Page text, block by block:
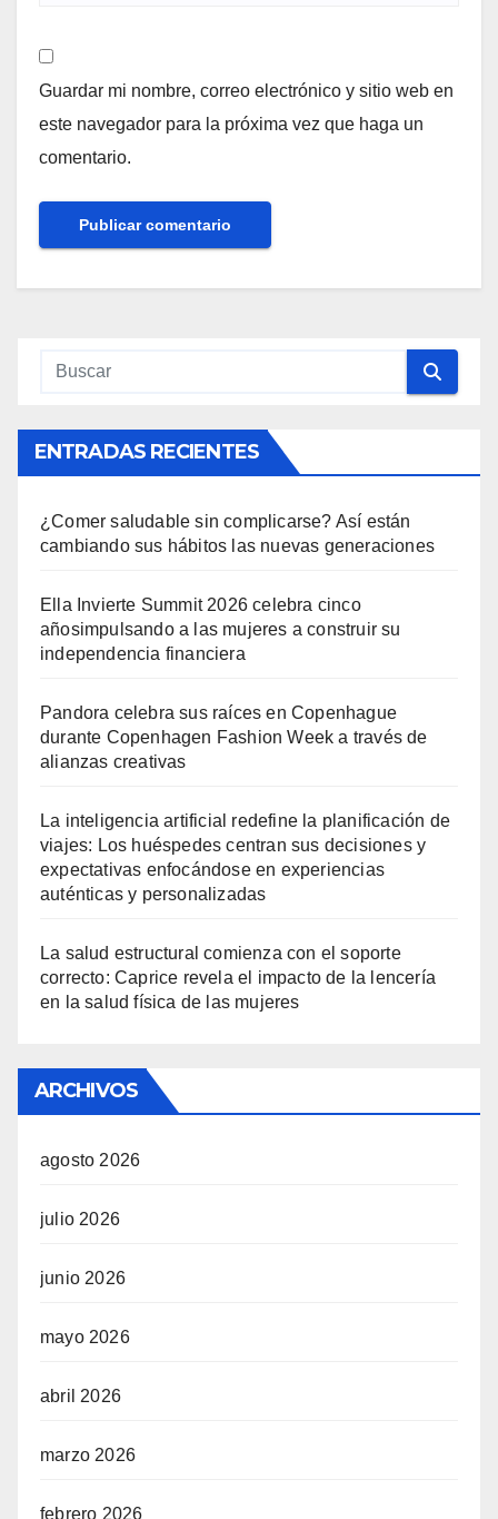
Guardar mi nombre, correo electrónico y sitio web en
este navegador para la próxima vez que haga un
comentario.
ENTRADAS RECIENTES
¿Comer saludable sin complicarse? Así están
cambiando sus hábitos las nuevas generaciones
Ella Invierte Summit 2026 celebra cinco
añosimpulsando a las mujeres a construir su
independencia financiera
Pandora celebra sus raíces en Copenhague
durante Copenhagen Fashion Week a través de
alianzas creativas
La inteligencia artificial redefine la planificación de
viajes: Los huéspedes centran sus decisiones y
expectativas enfocándose en experiencias
auténticas y personalizadas
La salud estructural comienza con el soporte
correcto: Caprice revela el impacto de la lencería
en la salud física de las mujeres
ARCHIVOS
agosto 2026
julio 2026
junio 2026
mayo 2026
abril 2026
marzo 2026
febrero 2026